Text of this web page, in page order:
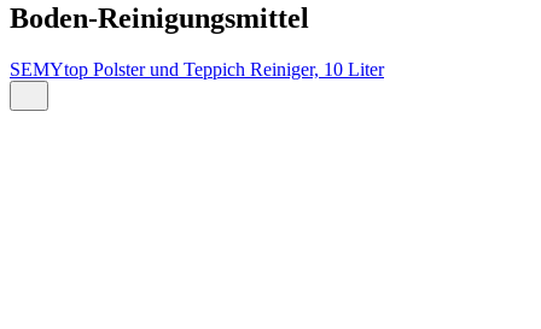
Boden-Reinigungsmittel
SEMYtop Polster und Teppich Reiniger, 10 Liter